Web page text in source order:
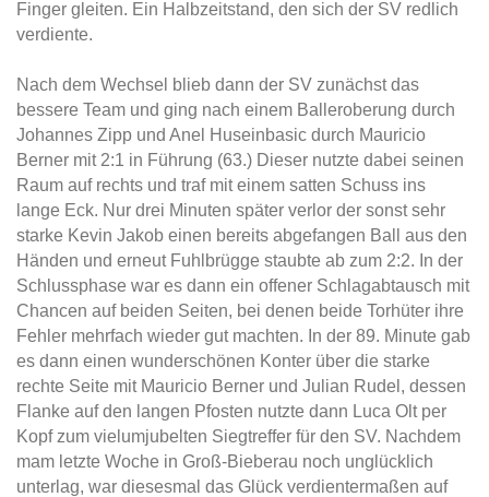
Finger gleiten. Ein Halbzeitstand, den sich der SV redlich
verdiente.
Nach dem Wechsel blieb dann der SV zunächst das
bessere Team und ging nach einem Balleroberung durch
Johannes Zipp und Anel Huseinbasic durch Mauricio
Berner mit 2:1 in Führung (63.) Dieser nutzte dabei seinen
Raum auf rechts und traf mit einem satten Schuss ins
lange Eck. Nur drei Minuten später verlor der sonst sehr
starke Kevin Jakob einen bereits abgefangen Ball aus den
Händen und erneut Fuhlbrügge staubte ab zum 2:2. In der
Schlussphase war es dann ein offener Schlagabtausch mit
Chancen auf beiden Seiten, bei denen beide Torhüter ihre
Fehler mehrfach wieder gut machten. In der 89. Minute gab
es dann einen wunderschönen Konter über die starke
rechte Seite mit Mauricio Berner und Julian Rudel, dessen
Flanke auf den langen Pfosten nutzte dann Luca Olt per
Kopf zum vielumjubelten Siegtreffer für den SV. Nachdem
mam letzte Woche in Groß-Bieberau noch unglücklich
unterlag, war diesesmal das Glück verdientermaßen auf